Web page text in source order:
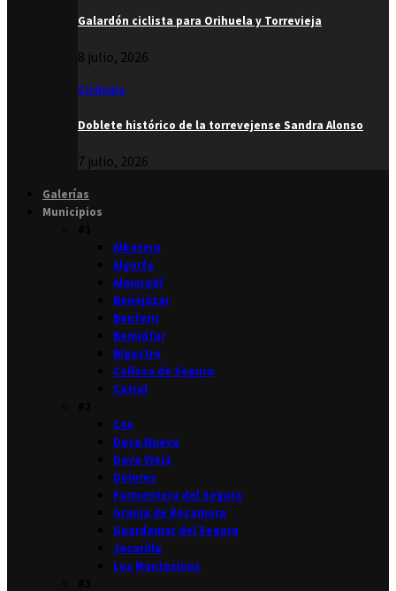
Galardón ciclista para Orihuela y Torrevieja
8 julio, 2026
Ciclismo
Doblete histórico de la torrevejense Sandra Alonso
7 julio, 2026
Galerías
Municipios
Albatera
Algorfa
Almoradí
Benejúzar
Benferri
Benijófar
Bigastro
Callosa de Segura
Catral
Cox
Daya Nueva
Daya Vieja
Dolores
Formentera del Segura
Granja de Rocamora
Guardamar del Segura
Jacarilla
Los Montesinos